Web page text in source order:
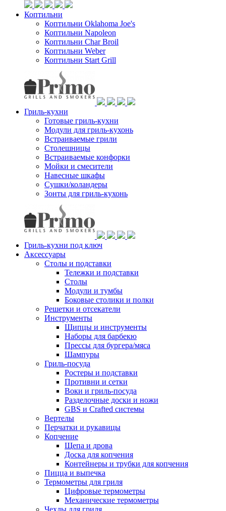
Коптильни
Коптильни Oklahoma Joe's
Коптильни Napoleon
Коптильни Char Broil
Коптильни Weber
Коптильни Start Grill
Гриль-кухни
Готовые гриль-кухни
Модули для гриль-кухонь
Встраиваемые грили
Столешницы
Встраиваемые конфорки
Мойки и смесители
Навесные шкафы
Сушки/коландеры
Зонты для гриль-кухонь
Гриль-кухни под ключ
Аксессуары
Столы и подставки
Тележки и подставки
Столы
Модули и тумбы
Боковые столики и полки
Решетки и отсекатели
Инструменты
Щипцы и инструменты
Наборы для барбекю
Прессы для бургера/мяса
Шампуры
Гриль-посуда
Ростеры и подставки
Противни и сетки
Воки и гриль-посуда
Разделочные доски и ножи
GBS и Crafted системы
Вертелы
Перчатки и рукавицы
Копчение
Щепа и дрова
Доска для копчения
Контейнеры и трубки для копчения
Пицца и выпечка
Термометры для гриля
Цифровые термометры
Механические термометры
Чехлы для гриля